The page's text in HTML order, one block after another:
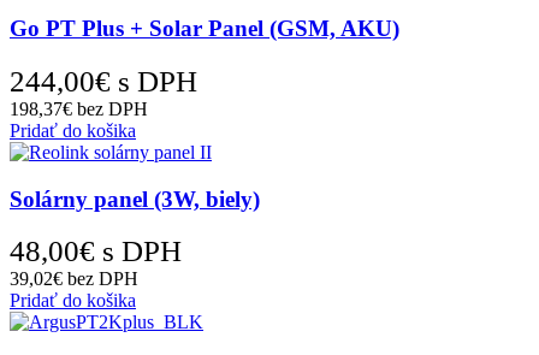
Go PT Plus + Solar Panel (GSM, AKU)
244,00€ s DPH
198,37€ bez DPH
Pridať do košika
Solárny panel (3W, biely)
48,00€ s DPH
39,02€ bez DPH
Pridať do košika